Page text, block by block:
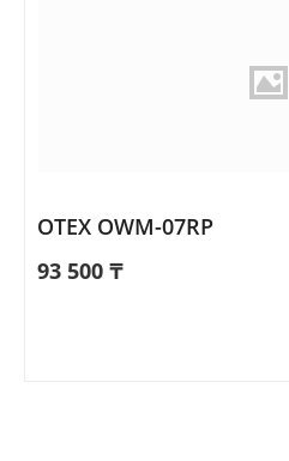
OTEX OWM-07RP
93 500 ₸